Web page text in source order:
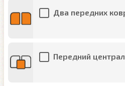
Два передних
Передний